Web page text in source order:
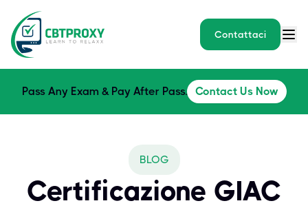
Contattaci
Pass Any Exam & Pay After Pass. Contact Us Now
BLOG
Certificazione GIAC